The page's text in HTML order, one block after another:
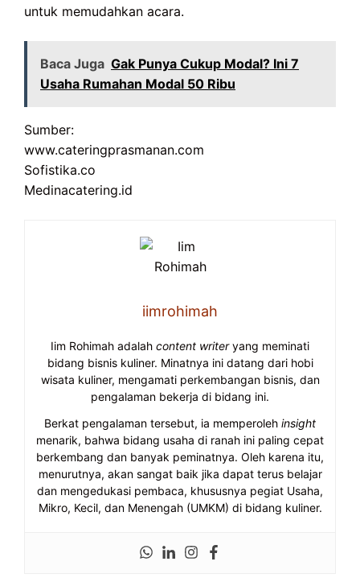
untuk memudahkan acara.
Baca Juga Gak Punya Cukup Modal? Ini 7
Usaha Rumahan Modal 50 Ribu
Sumber:
www.cateringprasmanan.com
Sofistika.co
Medinacatering.id
iimrohimah
Iim Rohimah adalah content writeryang meminati
bidang bisnis kuliner. Minatnya ini datang dari hobi
wisata kuliner, mengamati perkembangan bisnis, dan
pengalaman bekerja di bidang ini.
Berkat pengalaman tersebut, ia memperoleh insight
menarik, bahwa bidang usaha di ranah ini paling cepat
berkembang dan banyak peminatnya. Oleh karena itu,
menurutnya, akan sangat baik jika dapat terus belajar
dan mengedukasi pembaca, khususnya pegiat Usaha,
Mikro, Kecil, dan Menengah (UMKM) di bidang kuliner.